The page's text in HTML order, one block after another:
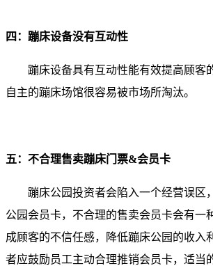
四：蹦床设备没有互动性
蹦床设备具有互动性能有效提高顾客
自主的蹦床场馆很容易被市场所淘汰。
五：不合理售卖蹦床门票&会员卡
蹦床公园投资者会陷入一个经营误区
公园会员卡，不合理的售卖会员卡会有一
成顾客的不信任感，降低蹦床公园的收入
者应鼓励员工主动合理推销会员卡，适当